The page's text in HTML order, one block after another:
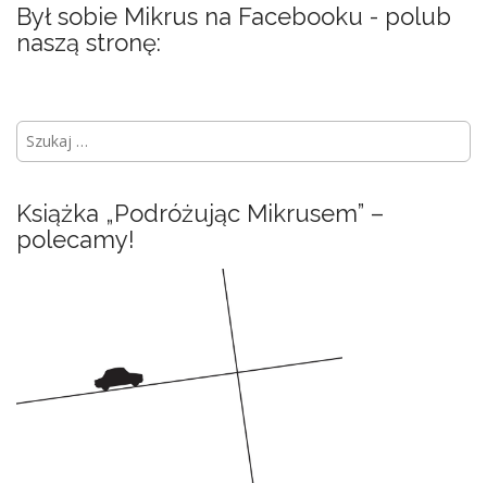
Był sobie Mikrus na Facebooku - polub
naszą stronę:
S
a
j
:
Książka „Podróżując Mikrusem” –
polecamy!